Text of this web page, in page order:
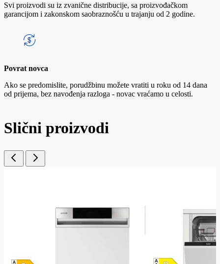
Svi proizvodi su iz zvanične distribucije, sa proizvođačkom
garancijom i zakonskom saobraznošću u trajanju od 2 godine.
Povrat novca
Ako se predomislite, porudžbinu možete vratiti u roku od 14 dana
od prijema, bez navođenja razloga - novac vraćamo u celosti.
Slični proizvodi